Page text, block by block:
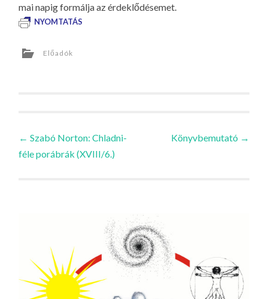
mai napig formálja az érdeklődésemet.
NYOMTATÁS
Előadók
Bejegyzések
navigációja
← Szabó Norton: Chladni-
féle porábrák (XVIII/6.)
Könyvbemutató →